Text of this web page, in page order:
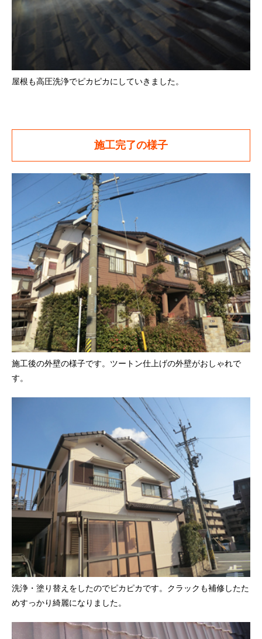
屋根も高圧洗浄でピカピカにしていきました。
施工完了の様子
施工後の外壁の様子です。ツートン仕上げの外壁がおしゃれで
す。
洗浄・塗り替えをしたのでピカピカです。クラックも補修したた
めすっかり綺麗になりました。